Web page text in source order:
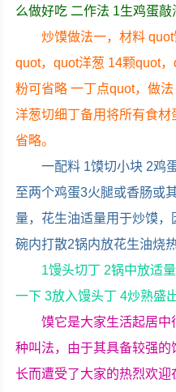
么做好吃 二作法 1生鸡蛋敲
炒馍做法一，材料
quot，quot洋葱 14颗quot
粉可省略 一丁点quot，做
洋葱切细丁备用将所有食
省略。
一配料 1馍切小块 2鸡
至两个鸡蛋3火腿或香肠或
量，花生油适量用于炒馍
碗内打散2锅内放花生油烧热
1馒头切丁 2锅中放适
一下 3放入馒头丁 4炒熟盛出
馍它是大家生活起居
种叫法，由于其具备较强的
长而遭受了大家的热烈欢